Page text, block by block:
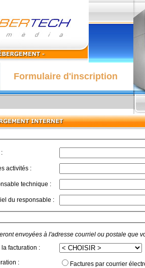
Formulaire d'inscription
:
activités :
technique :
du responsable :
envoyées à l'adresse courriel ou postale que
facturation :
:
Factures par courrier